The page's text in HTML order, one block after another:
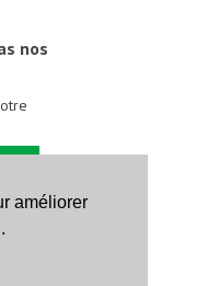
améliorer
nos